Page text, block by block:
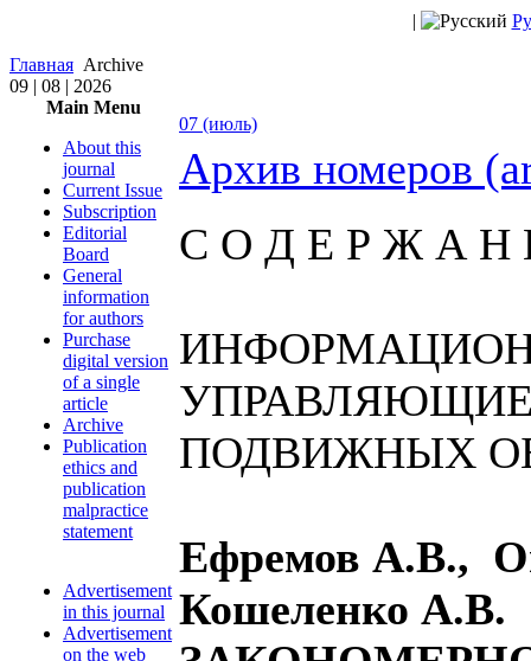
|
Главная Archive
09 | 08 | 2026
Main Menu
About this
journal
Current Issue
Subscription
Editorial
Board
General
information
for authors
Purchase
digital version
of a single
article
Archive
Publication
ethics and
publication
malpractice
statement
Advertisement
in this journal
Advertisement
on the web
07 (июль)
Архив номеров
С О Д Е Р Ж А Н
ПОДВИЖНЫХ
Ефремов А.В.,
Кошеленко А.В.